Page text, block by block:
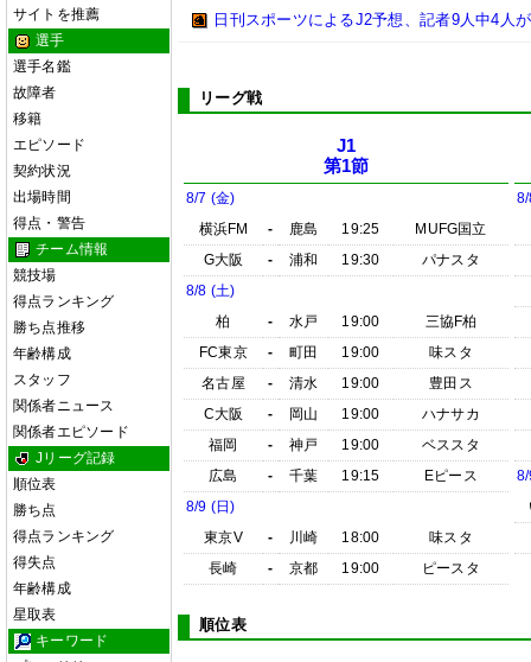
サイトを推薦
選手
選手名鑑
故障者
移籍
エピソード
契約状況
出場時間
得点・警告
チーム情報
競技場
得点ランキング
勝ち点推移
年齢構成
スタッフ
関係者ニュース
関係者エピソード
Jリーグ記録
順位表
勝ち点
得点ランキング
得失点
年齢構成
星取表
キーワード
日刊スポーツによるJ2予想、記者9人中4人
リーグ戦
J1
第1節
8/7 (金)
横浜FM
- 鹿島 19:25
MUFG国立
G大阪
- 浦和 19:30
パナスタ
8/8 (土)
柏
- 水戸 19:00
三協F柏
FC東京
- 町田 19:00
味スタ
名古屋
- 清水 19:00
豊田ス
C大阪
- 岡山 19:00
ハナサカ
福岡
- 神戸 19:00
ベススタ
広島
- 千葉 19:15
Eピース
8/9 (日)
東京V
- 川崎 18:00
味スタ
長崎
- 京都 19:00 ピースタ
順位表